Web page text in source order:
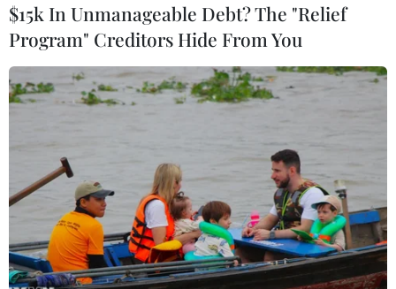
Nhan sắc hay trí tuệ vẫn là một vấn đề gây
tranh cãi: Trong khi trí thức thì tạo ra tiền tài,
$15k In Unmanageable Debt? The "Relief
Program" Creditors Hide From You